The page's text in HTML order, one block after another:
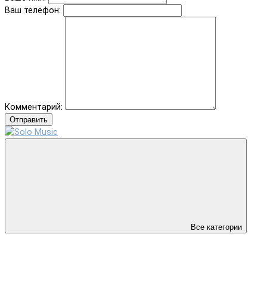
Ваш телефон:
Комментарий:
Отправить
Все категории